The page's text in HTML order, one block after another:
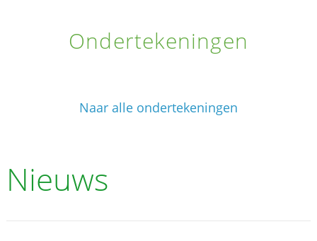
Ondertekeningen
Naar alle ondertekeningen
Nieuws